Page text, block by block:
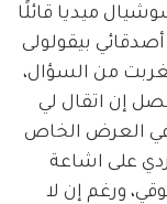
ميديا قائلًا
بيقولولى
من السؤال،
عمر ما حصل إن اتقال لي
في العرض الخاص
على اشاعة
ورغم إن لا